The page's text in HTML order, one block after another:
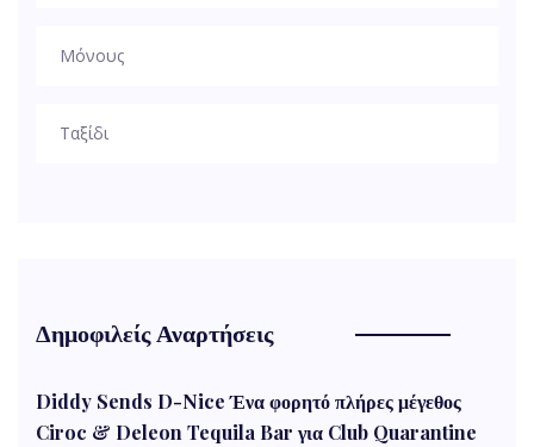
Μόνους
Ταξίδι
Δημοφιλείς Αναρτήσεις
Diddy Sends D-Nice Ένα φορητό πλήρες μέγεθος
Ciroc & Deleon Tequila Bar για Club Quarantine